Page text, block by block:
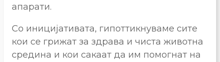
апарати.
Со иницијативата, гипоттикнуваме сите
кои се грижат за здрава и чиста животна
средина и кои сакаат да им помогнат на